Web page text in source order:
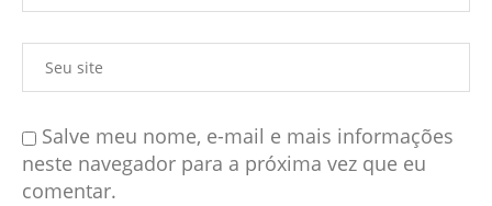
Salve meu nome, e-mail e mais informações
neste navegador para a próxima vez que eu
comentar.